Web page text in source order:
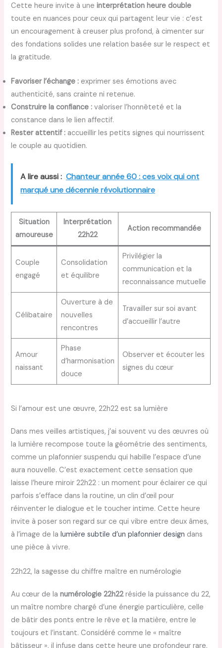
Cette heure invite à uneinterprétation heure double
toute en nuances pour ceux qui partagent leur vie : c’est
un encouragement à creuser plus profond, à cimenter sur
des fondations solides une relation basée sur le respect et
la gratitude.
Favoriser l’échange : exprimer ses émotions avec
authenticité, sans crainte ni retenue.
Construire la confiance :valoriser l’honnêteté et la
constance dans le lien affectif.
Rester attentif : accueillir les petits signes qui nourrissent
le couple au quotidien.
A lire aussi : Chanteur année 60 : ces voix qui ont
marqué une décennie révolutionnaire
Situation
amoureuse
Interprétation
22h22
Action recommandée
Couple
engagé
Consolidation
et équilibre
Privilégier la
communication et la
reconnaissance mutuelle
Célibataire
Ouverture à de
nouvelles
rencontres
Travailler sur soi avant
d’accueillir l’autre
Amour
naissant
Phase
d’harmonisation
douce
Observer et écouter les
signes du cœur
Si l’amour est une œuvre, 22h22 est sa lumière
Dans mes veilles artistiques, j’ai souvent vu des œuvres où
la lumière recompose toute la géométrie des sentiments,
comme un plafonnier suspendu qui habille l’espace d’une
aura nouvelle. C’est exactement cette sensation que
laisse l’heure miroir 22h22 : un moment pour éclairer ce qui
parfois s’efface dans la routine, un clin d’œil pour
réinventer le dialogue et le toucher intime. Cette heure
invite à poser son regard sur ce qui vibre entre deux âmes,
à l’image de lalumière subtile d’un plafonnier design dans
une pièce à vivre.
22h22, la sagesse du chiffre maître en numérologie
Au cœur de lanumérologie 22h22réside la puissance du 22,
un maître nombre chargé d’une énergie particulière, celle
de bâtir des ponts entre le rêve et la matière, entre le
toujours et l’instant. Considéré comme le « maître
bâtisseur », il infuse dans cette heure une profondeur rare,